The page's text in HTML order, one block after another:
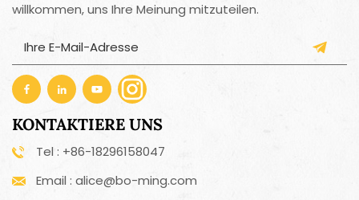
willkommen, uns Ihre Meinung mitzuteilen.
KONTAKTIERE UNS
Tel : +86-18296158047
Email : alice@bo-ming.com